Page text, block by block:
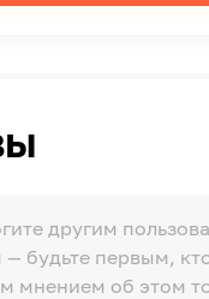
другим
будьте первым,
мнением об этом